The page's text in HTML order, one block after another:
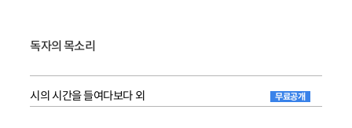
독자의 목소리
시의 시간을 들여다보다 외 무료공개